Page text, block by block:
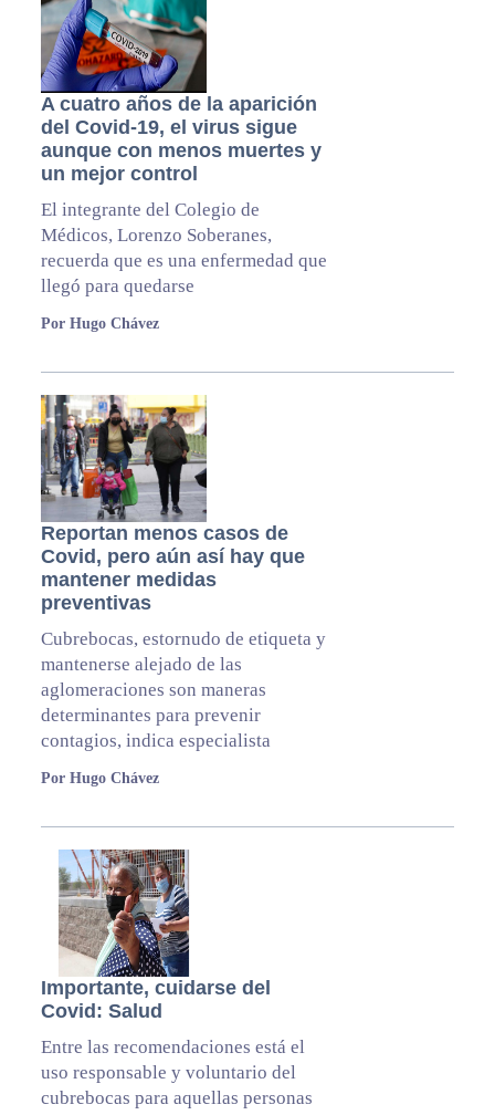
A cuatro años de la aparición
del Covid-19, el virus sigue
aunque con menos muertes y
un mejor control
El integrante del Colegio de
Médicos, Lorenzo Soberanes,
recuerda que es una enfermedad que
llegó para quedarse
Por Hugo Chávez
Reportan menos casos de
Covid, pero aún así hay que
mantener medidas
preventivas
Cubrebocas, estornudo de etiqueta y
mantenerse alejado de las
aglomeraciones son maneras
determinantes para prevenir
contagios, indica especialista
Por Hugo Chávez
Importante, cuidarse del
Covid: Salud
Entre las recomendaciones está el
uso responsable y voluntario del
cubrebocas para aquellas personas